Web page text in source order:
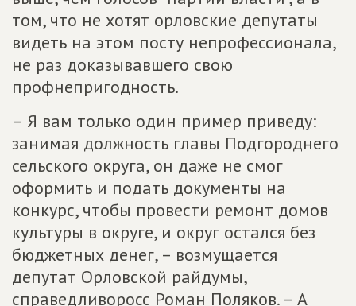
том, что не хотят орловские депутаты
видеть на этом посту непрофессионала,
не раз доказывавшего свою
профнепригодность.
– Я вам только один пример приведу:
занимая должность главы Подгороднего
сельского округа, он даже не смог
оформить и подать документы на
конкурс, чтобы провести ремонт домов
культуры в округе, и округ остался без
бюджетных денег, – возмущается
депутат Орловской райдумы,
справедливоросс Роман Поляков. – А